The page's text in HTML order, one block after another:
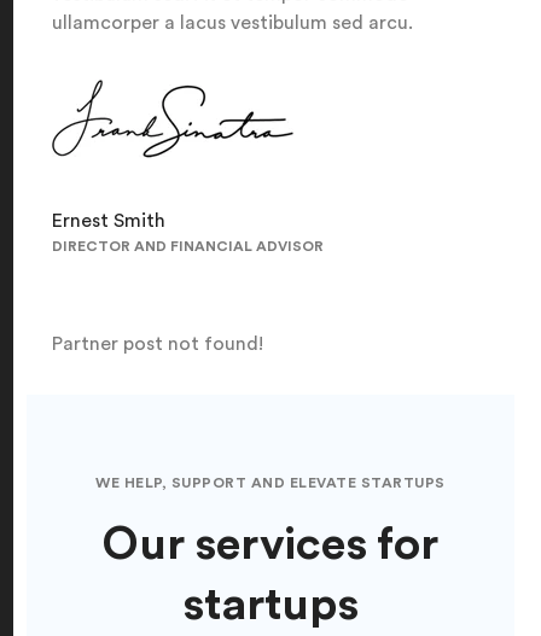
ullamcorper a lacus vestibulum sed arcu.
Ernest Smith
DIRECTOR AND FINANCIAL ADVISOR
Partner post not found!
WE HELP, SUPPORT AND ELEVATE STARTUPS
Our services for
startups